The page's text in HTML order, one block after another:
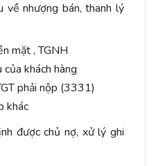
về nhượng bán, thanh lý
mặt , TGNH
khách hàng
phải nộp (3331)
khác
được chủ nợ, xử lý ghi